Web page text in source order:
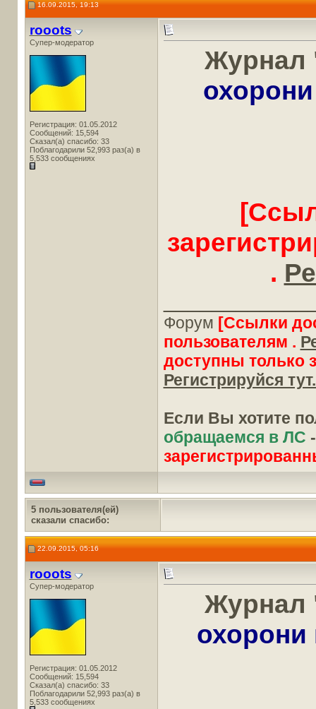
16.09.2015, 19:13
rooots
Супер-модератор
Регистрация: 01.05.2012
Сообщений: 15,594
Сказал(а) спасибо: 33
Поблагодарили 52,993 раз(а) в
5,533 сообщениях
Журнал
охорони
.
Форум [Ссылки
пользователям .
доступны только
Регистрируйся
Если Вы хотите
обращаемся в ЛС
5 пользователя(ей)
сказали cпасибо:
22.09.2015, 05:16
rooots
Супер-модератор
Регистрация: 01.05.2012
Сообщений: 15,594
Сказал(а) спасибо: 33
Поблагодарили 52,993 раз(а) в
5,533 сообщениях
Журнал
охорони